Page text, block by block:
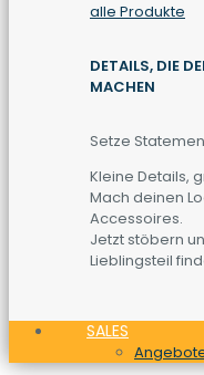
alle Produkte
DETAILS, DIE
MACHEN
Setze
Kleine Details,
Mach deinen
Accessoires.
Jetzt stöbern
Lieblingsteil
SALES